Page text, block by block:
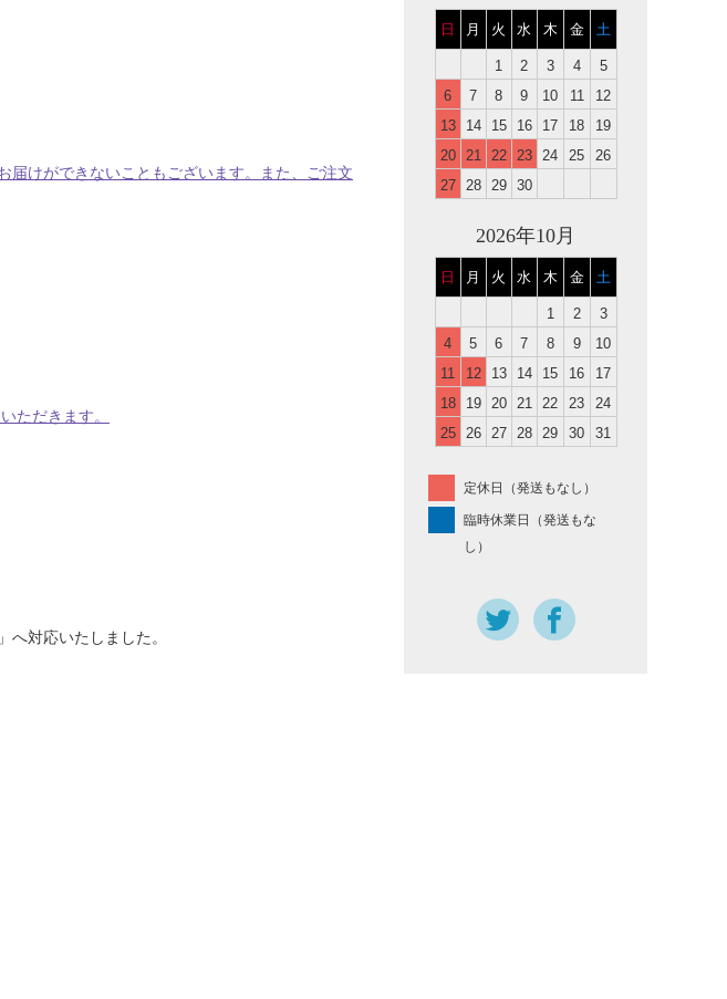
届けができないこともございます。また、ご注文
ただきます。
へ対応いたしました。
日 月 火 水 木 金 土
1 2 3 4
5
6
7 8 9 10 11
12
13
14 15 16 17 18
19
20
21 22 23 24 25
26
27
28 29 30
2026年10月
日 月 火 水 木 金 土
1 2
3
4
5 6 7 8 9
10
11
12 13 14 15 16
17
18
19 20 21 22 23
24
25
26 27 28 29 30 31
定休日（発送もなし）
臨時休業日（発送もな
し）